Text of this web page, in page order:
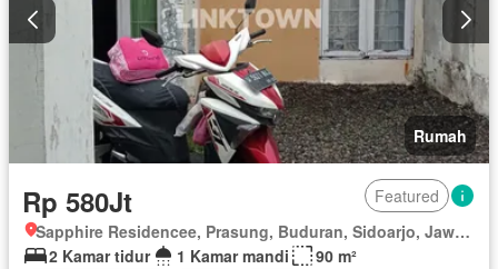
Rumah
Rp 580Jt
Featured
Sapphire Residencee, Prasung, Buduran, Sidoarjo, Jawa Timur
2 Kamar tidur
1 Kamar mandi
90 m²